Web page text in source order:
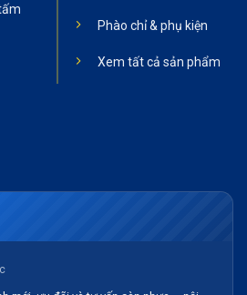
Phào chỉ & phụ kiện
Xem tất cả sản phẩm